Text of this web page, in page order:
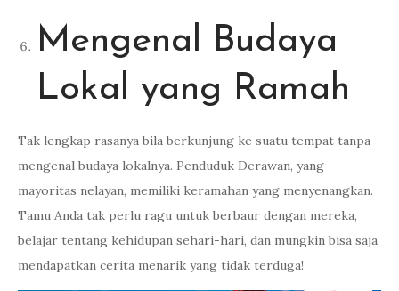
Mengenal Budaya
Lokal yang Ramah
Tak lengkap rasanya bila berkunjung ke suatu tempat tanpa
mengenal budaya lokalnya. Penduduk Derawan, yang
mayoritas nelayan, memiliki keramahan yang menyenangkan.
Tamu Anda tak perlu ragu untuk berbaur dengan mereka,
belajar tentang kehidupan sehari-hari, dan mungkin bisa saja
mendapatkan cerita menarik yang tidak terduga!